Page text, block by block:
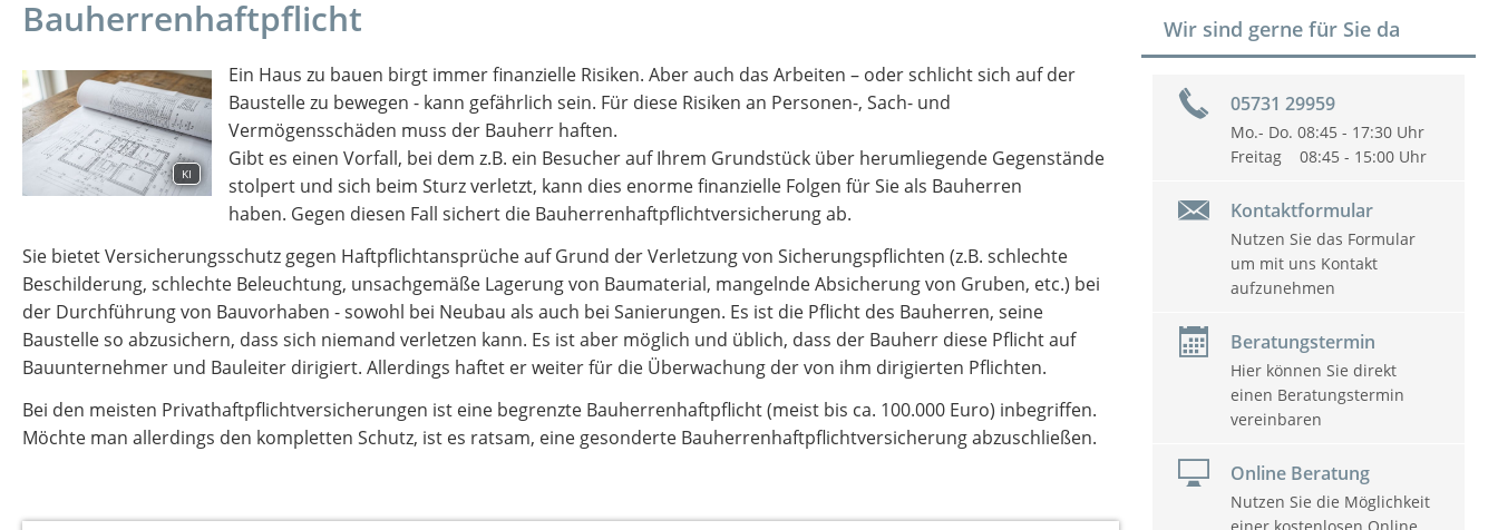
Wir sind gerne für Sie da
05731 29959
Mo.- Do. 08:45 - 17:30 Uhr
Freitag 08:45 - 15:00 Uhr
Kontaktformular
Nutzen Sie das Formular
um mit uns Kontakt
aufzunehmen
Beratungstermin
Hier können Sie direkt
einen Beratungstermin
vereinbaren
Online Beratung
Nutzen Sie die Möglichkeit
Bauherrenhaftpflicht
KI
Ein Haus zu bauen birgt immer finanzielle Risiken. Aber auch das Arbeiten – oder schlicht sich auf der
Baustelle zu bewegen - kann gefährlich sein. Für diese Risiken an Personen-, Sach- und
Vermögensschäden muss der Bauherr haften.
Gibt es einen Vorfall, bei dem z.B. ein Besucher auf Ihrem Grundstück über herumliegende Gegenstände
stolpert und sich beim Sturz verletzt, kann dies enorme finanzielle Folgen für Sie als Bauherren
haben. Gegen diesen Fall sichert die Bauherrenhaftpflichtversicherung ab.
Sie bietet Versicherungsschutz gegen Haftpflichtansprüche auf Grund der Verletzung von Sicherungspflichten (z.B. schlechte
Beschilderung, schlechte Beleuchtung, unsachgemäße Lagerung von Baumaterial, mangelnde Absicherung von Gruben, etc.) bei
der Durchführung von Bauvorhaben - sowohl bei Neubau als auch bei Sanierungen. Es ist die Pflicht des Bauherren, seine
Baustelle so abzusichern, dass sich niemand verletzen kann. Es ist aber möglich und üblich, dass der Bauherr diese Pflicht auf
Bauunternehmer und Bauleiter dirigiert. Allerdings haftet er weiter für die Überwachung der von ihm dirigierten Pflichten.
Bei den meisten Privathaftpflichtversicherungen ist eine begrenzte Bauherrenhaftpflicht (meist bis ca. 100.000 Euro) inbegriffen.
Möchte man allerdings den kompletten Schutz, ist es ratsam, eine gesonderte Bauherrenhaftpflichtversicherung abzuschließen.